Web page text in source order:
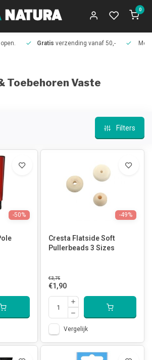
0
Gratis verzending vanaf 50,-
Toebehoren Vaste
Filters
-50% -49%
Cresta Flatside Soft
Pullerbeads 3 Sizes
€3,75
€1,90
Vergelijk